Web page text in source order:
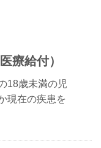
療給付）
18歳未満の児
現在の疾患を